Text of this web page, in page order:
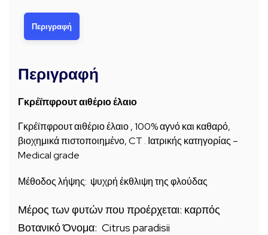
Περιγραφή
Περιγραφή
Γκρέϊπφρουτ αιθέριο έλαιο
Γκρέϊπφρουτ αιθέριο έλαιο , 100% αγνό και καθαρό,
βιοχημικά πιστοποιημένο, CT . Ιατρικής κατηγορίας –
Medical grade
Μέθοδος λήψης: ψυχρή έκθλιψη της φλούδας
Μέρος των φυτών που προέρχεται: καρπός
Βοτανικό Όνομα: Citrus paradisii